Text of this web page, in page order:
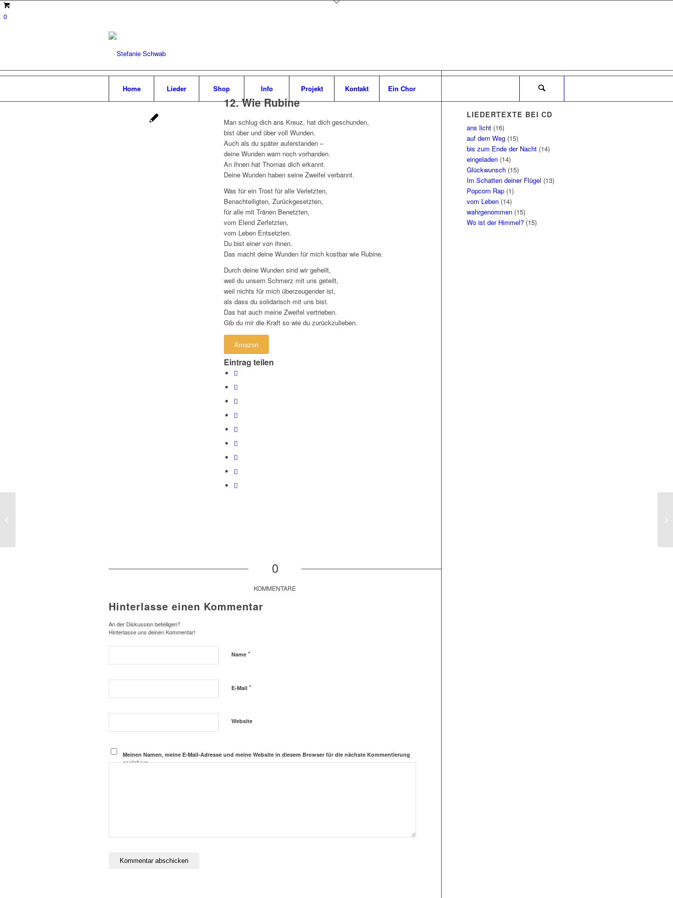
0
Home Lieder Shop Info Projekt Kontakt Ein Chor
12. Wie Rubine
Man schlug dich ans Kreuz, hat dich geschunden,
bist über und über voll Wunden.
Auch als du später auferstanden –
deine Wunden warn noch vorhanden.
An ihnen hat Thomas dich erkannt.
Deine Wunden haben seine Zweifel verbannt.
Was für ein Trost für alle Verletzten,
Benachteiligten, Zurückgesetzten,
für alle mit Tränen Benetzten,
vom Elend Zerfetzten,
vom Leben Entsetzten.
Du bist einer von ihnen.
Das macht deine Wunden für mich kostbar wie Rubine.
Durch deine Wunden sind wir geheilt,
weil du unsern Schmerz mit uns geteilt,
weil nichts für mich überzeugender ist,
als dass du solidarisch mit uns bist.
Das hat auch meine Zweifel vertrieben.
Gib du mir die Kraft so wie du zurückzulieben.
Amazon
Eintrag teilen
0
KOMMENTARE
Hinterlasse einen Kommentar
An der Diskussion beteiligen?
Hinterlasse uns deinen Kommentar!
Name *
E-Mail *
Website
Meinen Namen, meine E-Mail-Adresse und meine Website in diesem Browser für die nächste Kommentierung
speichern.
LIEDERTEXTE BEI CD
ans licht (16)
auf dem Weg (15)
bis zum Ende der Nacht (14)
eingeladen (14)
Glückwunsch (15)
Im Schatten deiner Flügel (13)
Popcorn Rap (1)
vom Leben (14)
wahrgenommen (15)
Wo ist der Himmel? (15)